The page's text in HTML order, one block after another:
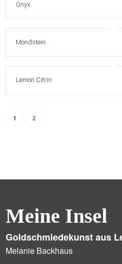
Onyx
Mondstein
Lemon Citrin
1 2
Meine Insel
Goldschmiedekunst aus
Melanie Backhaus